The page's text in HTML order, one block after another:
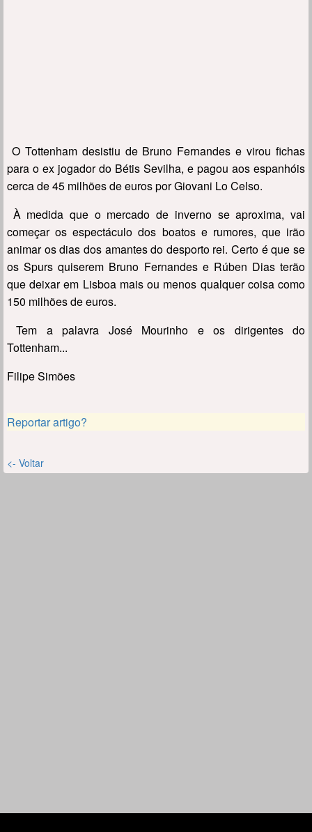
O Tottenham desistiu de Bruno Fernandes e virou fichas
para o ex jogador do Bétis Sevilha, e pagou aos espanhóis
cerca de 45 milhões de euros por Giovani Lo Celso.
À medida que o mercado de inverno se aproxima, vai
começar os espectáculo dos boatos e rumores, que irão
animar os dias dos amantes do desporto rei. Certo é que se
os Spurs quiserem Bruno Fernandes e Rúben Dias terão
que deixar em Lisboa mais ou menos qualquer coisa como
150 milhões de euros.
Tem a palavra José Mourinho e os dirigentes do
Tottenham...
Filipe Simões
Reportar artigo?
<- Voltar